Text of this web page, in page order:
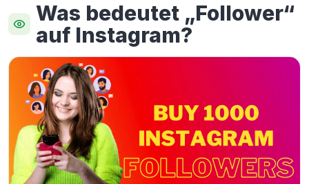
Was bedeutet „Follower“
auf Instagram?